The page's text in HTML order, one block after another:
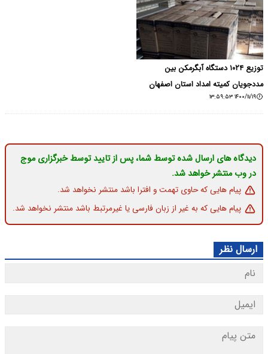
توزیع ۱۰۲۴ دستگاه آبگرمکن بین
مددجویان کمیته امداد استان اصفهان
۱۴۰۰/۱۱/۱۹ ۱۳:۵۹:۵۳
دیدگاه های ارسال شده توسط شما، پس از تایید توسط خبرگزاری موج
در وب منتشر خواهد شد.
پیام هایی که حاوی تهمت و افترا باشد منتشر نخواهد شد.
پیام هایی که به غیر از زبان فارسی یا غیرمرتبط باشد منتشر نخواهد شد.
ارسال نظر